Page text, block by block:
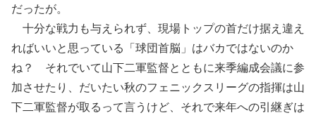
だったが。
十分な戦力も与えられず、現場トップの首だけ据え違え
ればいいと思っている「球団首脳」はバカではないのか
ね？ それでいて山下二軍監督とともに来季編成会議に参
加させたり、だいたい秋のフェニックスリーグの指揮は山
下二軍監督が取るって言うけど、それで来年への引継ぎは